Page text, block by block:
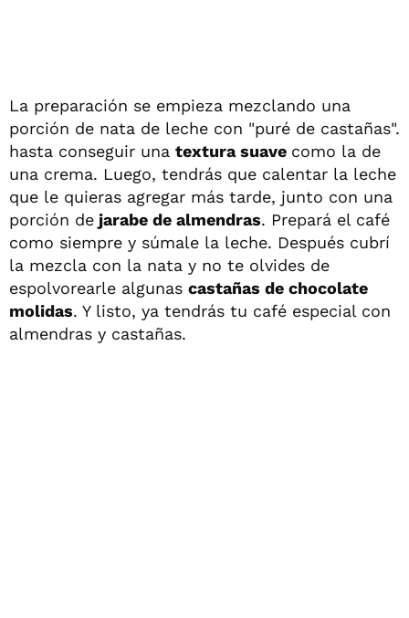
La preparación se empieza mezclando una
porción de nata de leche con "puré de castañas".
hasta conseguir una textura suave como la de
una crema. Luego, tendrás que calentar la leche
que le quieras agregar más tarde, junto con una
porción de jarabe de almendras. Prepará el café
como siempre y súmale la leche. Después cubrí
la mezcla con la nata y no te olvides de
espolvorearle algunas castañas de chocolate
molidas. Y listo, ya tendrás tu café especial con
almendras y castañas.